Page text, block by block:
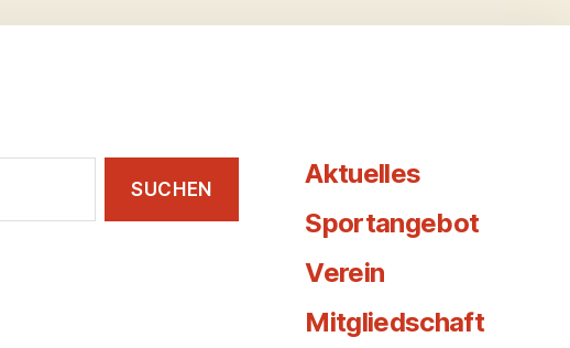
Aktuelles
Sportangebot
Verein
Mitgliedschaft